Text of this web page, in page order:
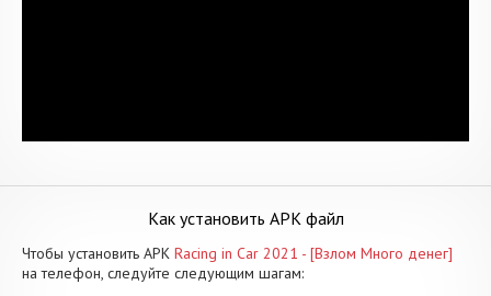
Как установить APK файл
Чтобы установить APK Racing in Car 2021 - [Взлом Много денег]
на телефон, следуйте следующим шагам: